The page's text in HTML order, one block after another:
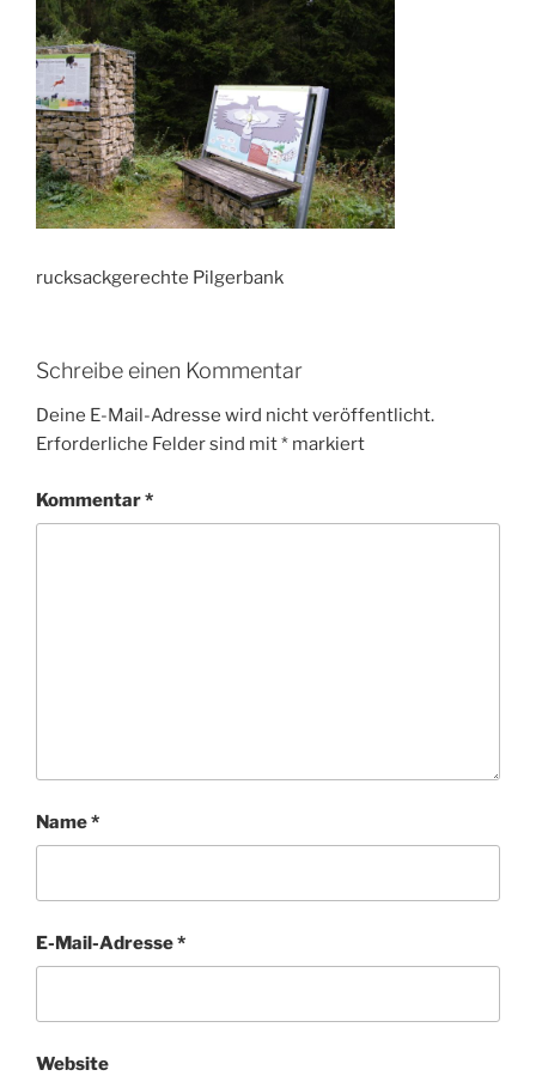
rucksackgerechte Pilgerbank
Schreibe einen Kommentar
Deine E-Mail-Adresse wird nicht veröffentlicht.
Erforderliche Felder sind mit* markiert
Kommentar*
Name*
E-Mail-Adresse*
Website